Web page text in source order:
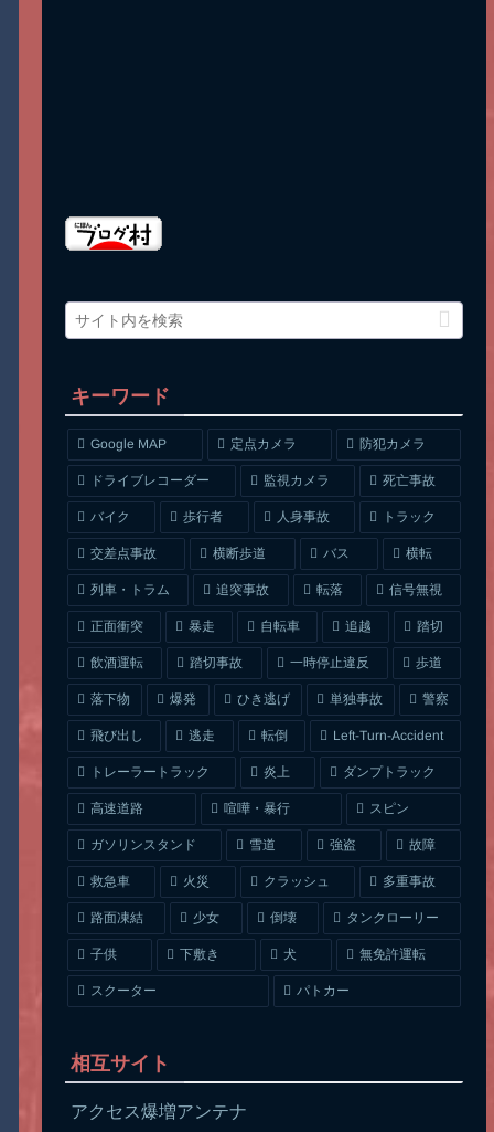
キーワード
Google MAP 定点カメラ 防犯カメラ
ドライブレコーダー 監視カメラ 死亡事故
バイク 歩行者 人身事故 トラック
交差点事故 横断歩道 バス 横転
列車・トラム 追突事故 転落 信号無視
正面衝突 暴走 自転車 追越 踏切
飲酒運転 踏切事故 一時停止違反 歩道
落下物 爆発 ひき逃げ 単独事故 警察
飛び出し 逃走 転倒 Left-Turn-Accident
トレーラートラック 炎上 ダンプトラック
高速道路 喧嘩・暴行 スピン
ガソリンスタンド 雪道 強盗 故障
救急車 火災 クラッシュ 多重事故
路面凍結 少女 倒壊 タンクローリー
子供 下敷き 犬 無免許運転
スクーター パトカー
相互サイト
アクセス爆増アンテナ